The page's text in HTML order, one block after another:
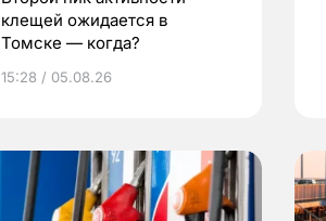
клещей ожидается в
Томске — когда?
15:28 / 05.08.26